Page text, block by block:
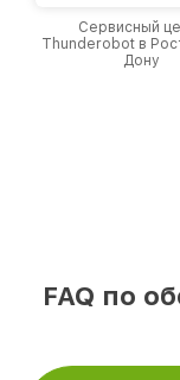
Сервисный
Thunderobot в
Дону
FAQ по